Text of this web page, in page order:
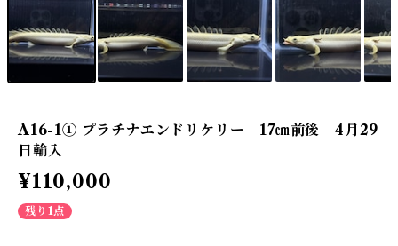
A16-1① プラチナエンドリケリー 17㎝前後 4月29
日輸入
¥110,000
残り1点